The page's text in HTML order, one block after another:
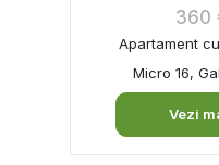
360
Apartament
Micro 16,
Vezi